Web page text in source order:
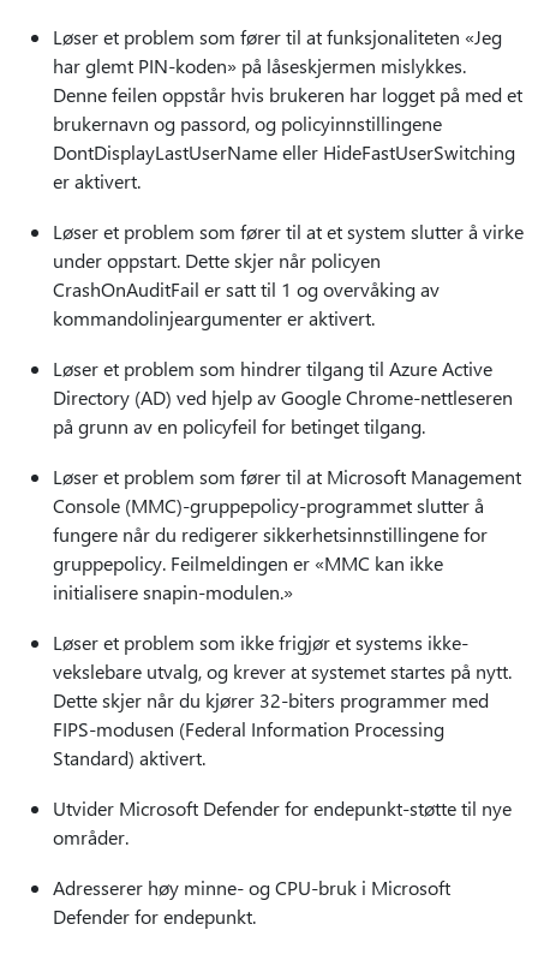
Løser et problem som fører til at funksjonaliteten «Jeg
har glemt PIN-koden» på låseskjermen mislykkes.
Denne feilen oppstår hvis brukeren har logget på med et
brukernavn og passord, og policyinnstillingene
DontDisplayLastUserName eller HideFastUserSwitching
er aktivert.
Løser et problem som fører til at et system slutter å virke
under oppstart. Dette skjer når policyen
CrashOnAuditFail er satt til 1 og overvåking av
kommandolinjeargumenter er aktivert.
Løser et problem som hindrer tilgang til Azure Active
Directory (AD) ved hjelp av Google Chrome-nettleseren
på grunn av en policyfeil for betinget tilgang.
Løser et problem som fører til at Microsoft Management
Console (MMC)-gruppepolicy-programmet slutter å
fungere når du redigerer sikkerhetsinnstillingene for
gruppepolicy. Feilmeldingen er «MMC kan ikke
initialisere snapin-modulen.»
Løser et problem som ikke frigjør et systems ikke-
vekslebare utvalg, og krever at systemet startes på nytt.
Dette skjer når du kjører 32-biters programmer med
FIPS-modusen (Federal Information Processing
Standard) aktivert.
Utvider Microsoft Defender for endepunkt-støtte til nye
områder.
Adresserer høy minne- og CPU-bruk i Microsoft
Defender for endepunkt.